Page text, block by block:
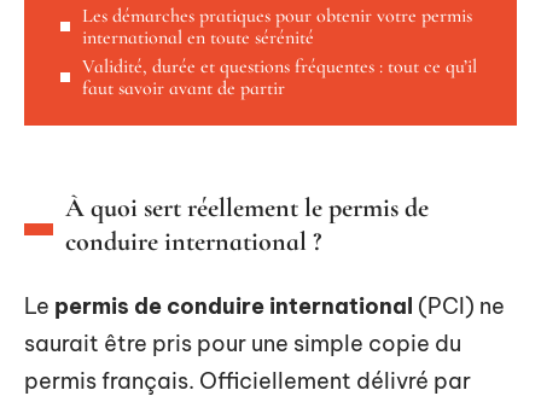
Les démarches pratiques pour obtenir votre permis
international en toute sérénité
Validité, durée et questions fréquentes : tout ce qu’il
faut savoir avant de partir
À quoi sert réellement le permis de
conduire international ?
Le permis de conduire international (PCI) ne
saurait être pris pour une simple copie du
permis français. Officiellement délivré par